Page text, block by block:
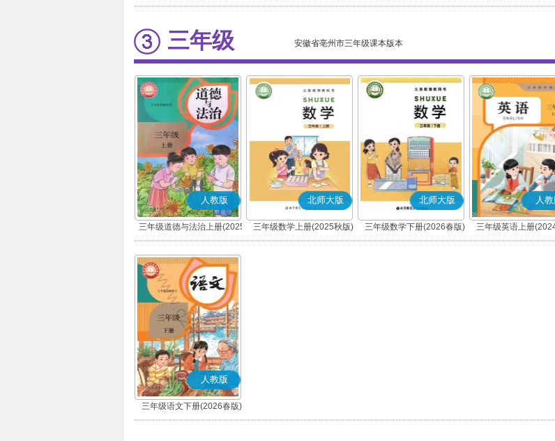
秋版)(部编版)
(部编版)
三年级 安徽省亳州市三年级课本版本
人教版
三年级道德与法治上册(2025
秋版)(部编版)
北师大版
三年级数学上册(2025秋版)
北师大版
三年级数学下册(2026春版)
人
三年级英语上册
(PEP)
人教版
三年级语文下册(2026春版)
(部编版)